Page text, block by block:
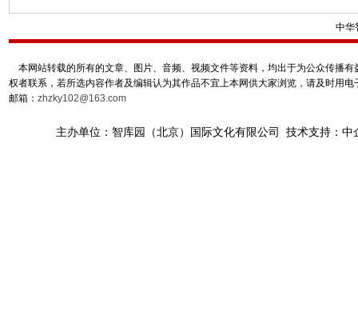
中华
本网站转载的所有的文章、图片、音频、视频文件等资料，均出于为公众传播
权者联系，若所选内容作者及编辑认为其作品不宜上本网供大家浏览，请及时用
邮箱： zhzky102@163.com
主办单位：智库园（北京）国际文化有限公司 技术支持：